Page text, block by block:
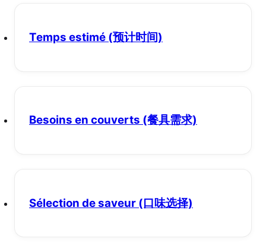
Temps estimé (预计时间)
Besoins en couverts (餐具需求)
Sélection de saveur (口味选择)